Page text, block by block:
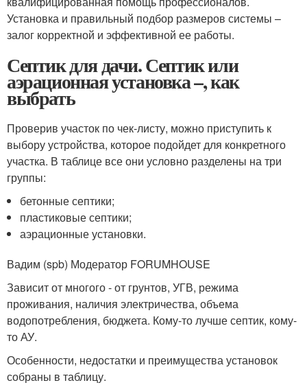
Установка и правильный подбор размеров системы –
залог корректной и эффективной ее работы.
Септик для дачи. Септик или
аэрационная установка –, как
выбрать
Проверив участок по чек-листу, можно приступить к
выбору устройства, которое подойдет для конкретного
участка. В таблице все они условно разделены на три
группы:
бетонные септики;
пластиковые септики;
аэрационные установки.
Вадим (spb) Модератор FORUMHOUSE
Зависит от многого - от грунтов, УГВ, режима
проживания, наличия электричества, объема
водопотребления, бюджета. Кому-то лучше септик, кому-
то АУ.
Особенности, недостатки и преимущества установок
собраны в таблицу.